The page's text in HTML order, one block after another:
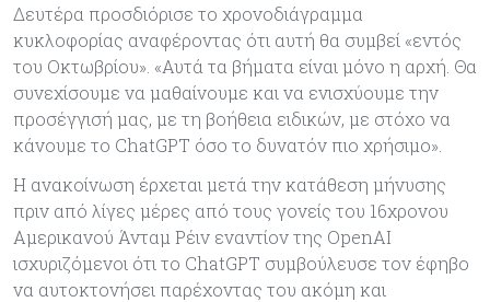
Δευτέρα προσδιόρισε το χρονοδιάγραμμα
κυκλοφορίας αναφέροντας ότι αυτή θα συμβεί «εντός
του Οκτωβρίου». «Αυτά τα βήματα είναι μόνο η αρχή. Θα
συνεχίσουμε να μαθαίνουμε και να ενισχύουμε την
προσέγγισή μας, με τη βοήθεια ειδικών, με στόχο να
κάνουμε το ChatGPT όσο το δυνατόν πιο χρήσιμο».
Η ανακοίνωση έρχεται μετά την κατάθεση μήνυσης
πριν από λίγες μέρες από τους γονείς του 16χρονου
Αμερικανού Άνταμ Ρέιν εναντίον της OpenAI
ισχυριζόμενοι ότι το ChatGPT συμβούλευσε τον έφηβο
να αυτοκτονήσει παρέχοντας του ακόμη και